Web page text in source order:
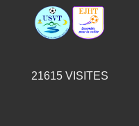
21615VISITES